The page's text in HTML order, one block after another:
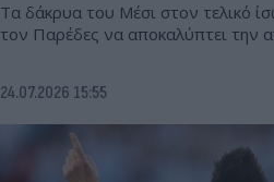
Τα δάκρυα του Μέσι στον τελικό
τον Παρέδες να αποκαλύπτει την
24.07.2026 15:55